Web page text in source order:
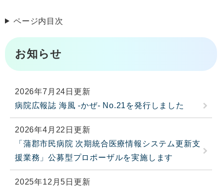
ページ内目次
お知らせ
2026年7月24日更新
病院広報誌 海風 -かぜ- No.21を発行しました
2026年4月22日更新
「蒲郡市民病院 次期統合医療情報システム更新支
援業務」公募型プロポーザルを実施します
2025年12月5日更新